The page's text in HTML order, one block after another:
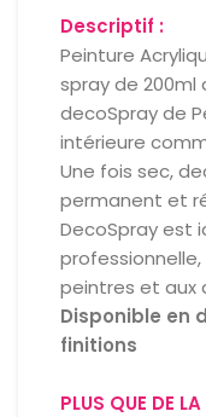
Descriptif :
Peinture
spray de 200ml
decoSpray de
intérieure
Une fois sec,
permanent et
DecoSpray est
peintres et aux
Disponible en
finitions
PLUS QUE DE